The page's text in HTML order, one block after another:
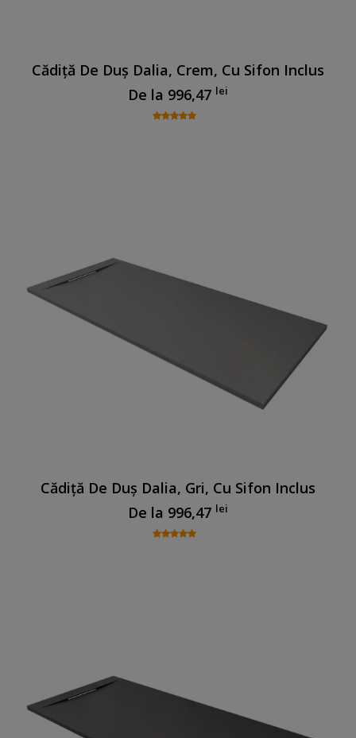
Cădiță De Duș Dalia, Crem, Cu Sifon Inclus
De la 996,47 lei
Cădiță De Duș Dalia, Gri, Cu Sifon Inclus
De la 996,47 lei